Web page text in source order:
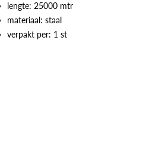
lengte: 25000 mtr
materiaal: staal
verpakt per: 1 st